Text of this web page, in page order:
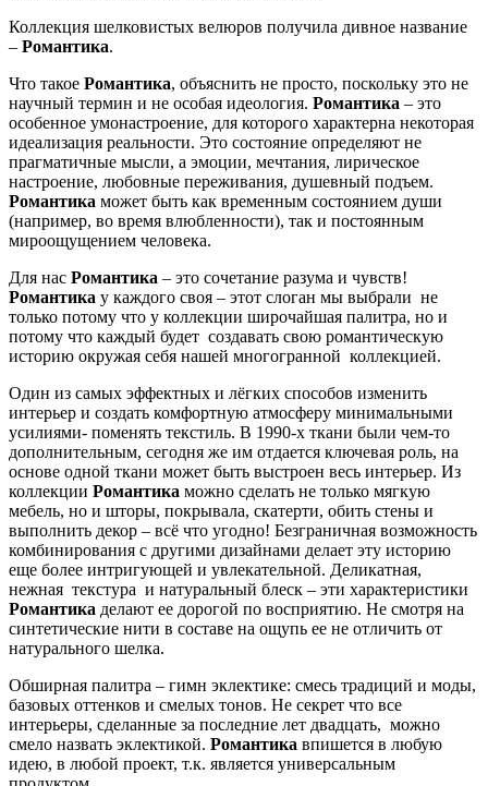
Коллекция шелковистых велюров получила дивное название
– Романтика.
Что такое Романтика, объяснить не просто, поскольку это не
научный термин и не особая идеология. Романтика – это
особенное умонастроение, для которого характерна некоторая
идеализация реальности. Это состояние определяют не
прагматичные мысли, а эмоции, мечтания, лирическое
настроение, любовные переживания, душевный подъем.
Романтика может быть как временным состоянием души
(например, во время влюбленности), так и постоянным
мироощущением человека.
Для нас Романтика – это сочетание разума и чувств!
Романтика у каждого своя – этот слоган мы выбрали не
только потому что у коллекции широчайшая палитра, но и
потому что каждый будет создавать свою романтическую
историю окружая себя нашей многогранной коллекцией.
Один из самых эффектных и лёгких способов изменить
интерьер и создать комфортную атмосферу минимальными
усилиями- поменять текстиль. В 1990-х ткани были чем-то
дополнительным, сегодня же им отдается ключевая роль, на
основе одной ткани может быть выстроен весь интерьер. Из
коллекции Романтика можно сделать не только мягкую
мебель, но и шторы, покрывала, скатерти, обить стены и
выполнить декор – всё что угодно! Безграничная возможность
комбинирования с другими дизайнами делает эту историю
еще более интригующей и увлекательной. Деликатная,
нежная текстура и натуральный блеск – эти характеристики
Романтика делают ее дорогой по восприятию. Не смотря на
синтетические нити в составе на ощупь ее не отличить от
натурального шелка.
Обширная палитра – гимн эклектике: смесь традиций и моды,
базовых оттенков и смелых тонов. Не секрет что все
интерьеры, сделанные за последние лет двадцать, можно
смело назвать эклектикой. Романтика впишется в любую
идею, в любой проект, т.к. является универсальным